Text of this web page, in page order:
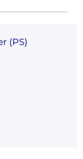
(PS)